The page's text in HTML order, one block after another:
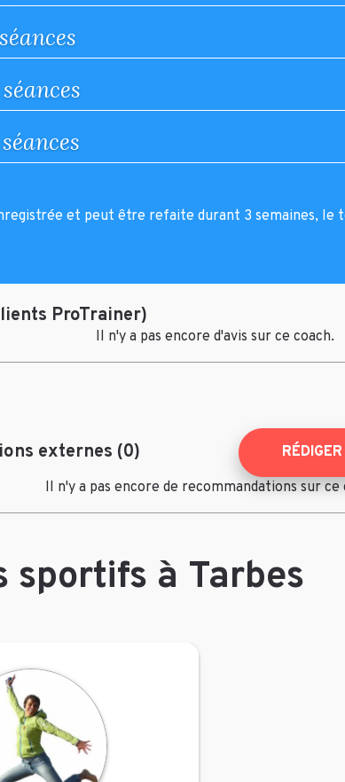
et peut être refaite durant 3 semaines, le
ProTrainer)
Il n'y a pas encore d'avis sur ce coach.
externes (0)
Il n'y a pas encore de recommandations sur ce
sportifs à Tarbes